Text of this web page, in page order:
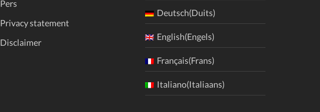
Pers
Privacy statement
Disclaimer
Deutsch(Duits)
English(Engels)
Français(Frans)
Italiano(Italiaans)